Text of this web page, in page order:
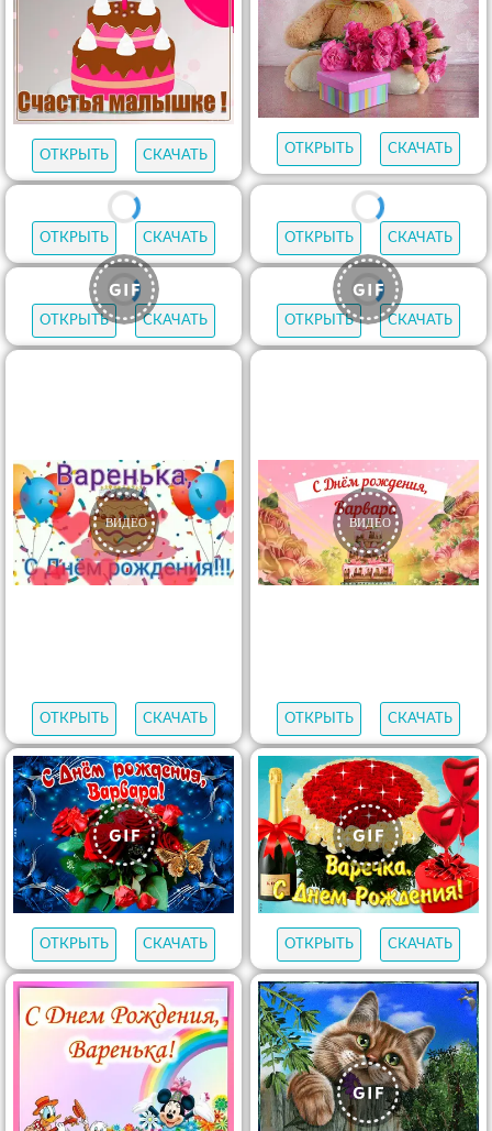
ОТКРЫТЬ СКАЧАТЬ ОТКРЫТЬ СКАЧАТЬ
ОТКРЫТЬ СКАЧАТЬ ОТКРЫТЬ СКАЧАТЬ